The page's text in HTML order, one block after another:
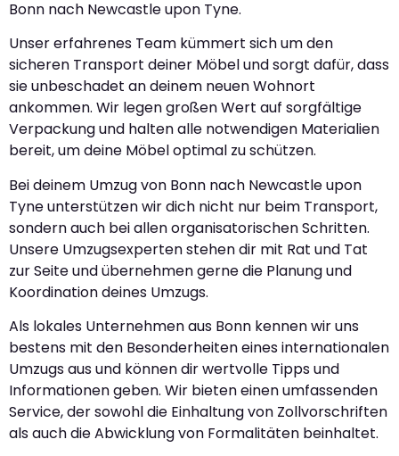
Bonn nach Newcastle upon Tyne.
Unser erfahrenes Team kümmert sich um den
sicheren Transport deiner Möbel und sorgt dafür, dass
sie unbeschadet an deinem neuen Wohnort
ankommen. Wir legen großen Wert auf sorgfältige
Verpackung und halten alle notwendigen Materialien
bereit, um deine Möbel optimal zu schützen.
Bei deinem Umzug von Bonn nach Newcastle upon
Tyne unterstützen wir dich nicht nur beim Transport,
sondern auch bei allen organisatorischen Schritten.
Unsere Umzugsexperten stehen dir mit Rat und Tat
zur Seite und übernehmen gerne die Planung und
Koordination deines Umzugs.
Als lokales Unternehmen aus Bonn kennen wir uns
bestens mit den Besonderheiten eines internationalen
Umzugs aus und können dir wertvolle Tipps und
Informationen geben. Wir bieten einen umfassenden
Service, der sowohl die Einhaltung von Zollvorschriften
als auch die Abwicklung von Formalitäten beinhaltet.